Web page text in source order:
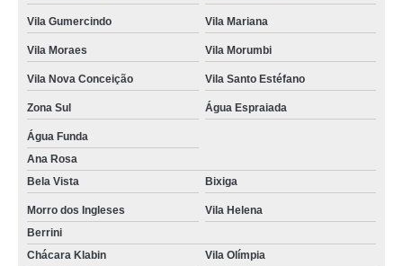
Vila Gumercindo Vila Mariana
Vila Moraes Vila Morumbi
Vila Nova Conceição Vila Santo Estéfano
Zona Sul Água Espraiada
Água Funda
Ana Rosa
Bela Vista
Bixiga
Morro dos Ingleses
Vila Helena
Berrini
Chácara Klabin
Vila Olímpia